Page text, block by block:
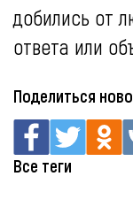
добились от
ответа или
Поделиться
Все теги